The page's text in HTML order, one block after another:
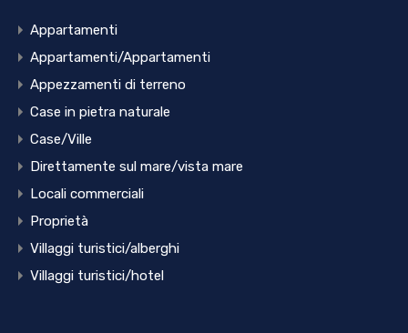
Appartamenti
Appartamenti/Appartamenti
Appezzamenti di terreno
Case in pietra naturale
Case/Ville
Direttamente sul mare/vista mare
Locali commerciali
Proprietà
Villaggi turistici/alberghi
Villaggi turistici/hotel